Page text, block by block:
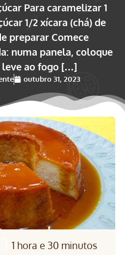
Para caramelizar 1
1/2 xícara (chá) de
preparar Comece
numa panela, coloque
leve ao fogo […]
outubro 31, 2023
1 hora e 30 minutos